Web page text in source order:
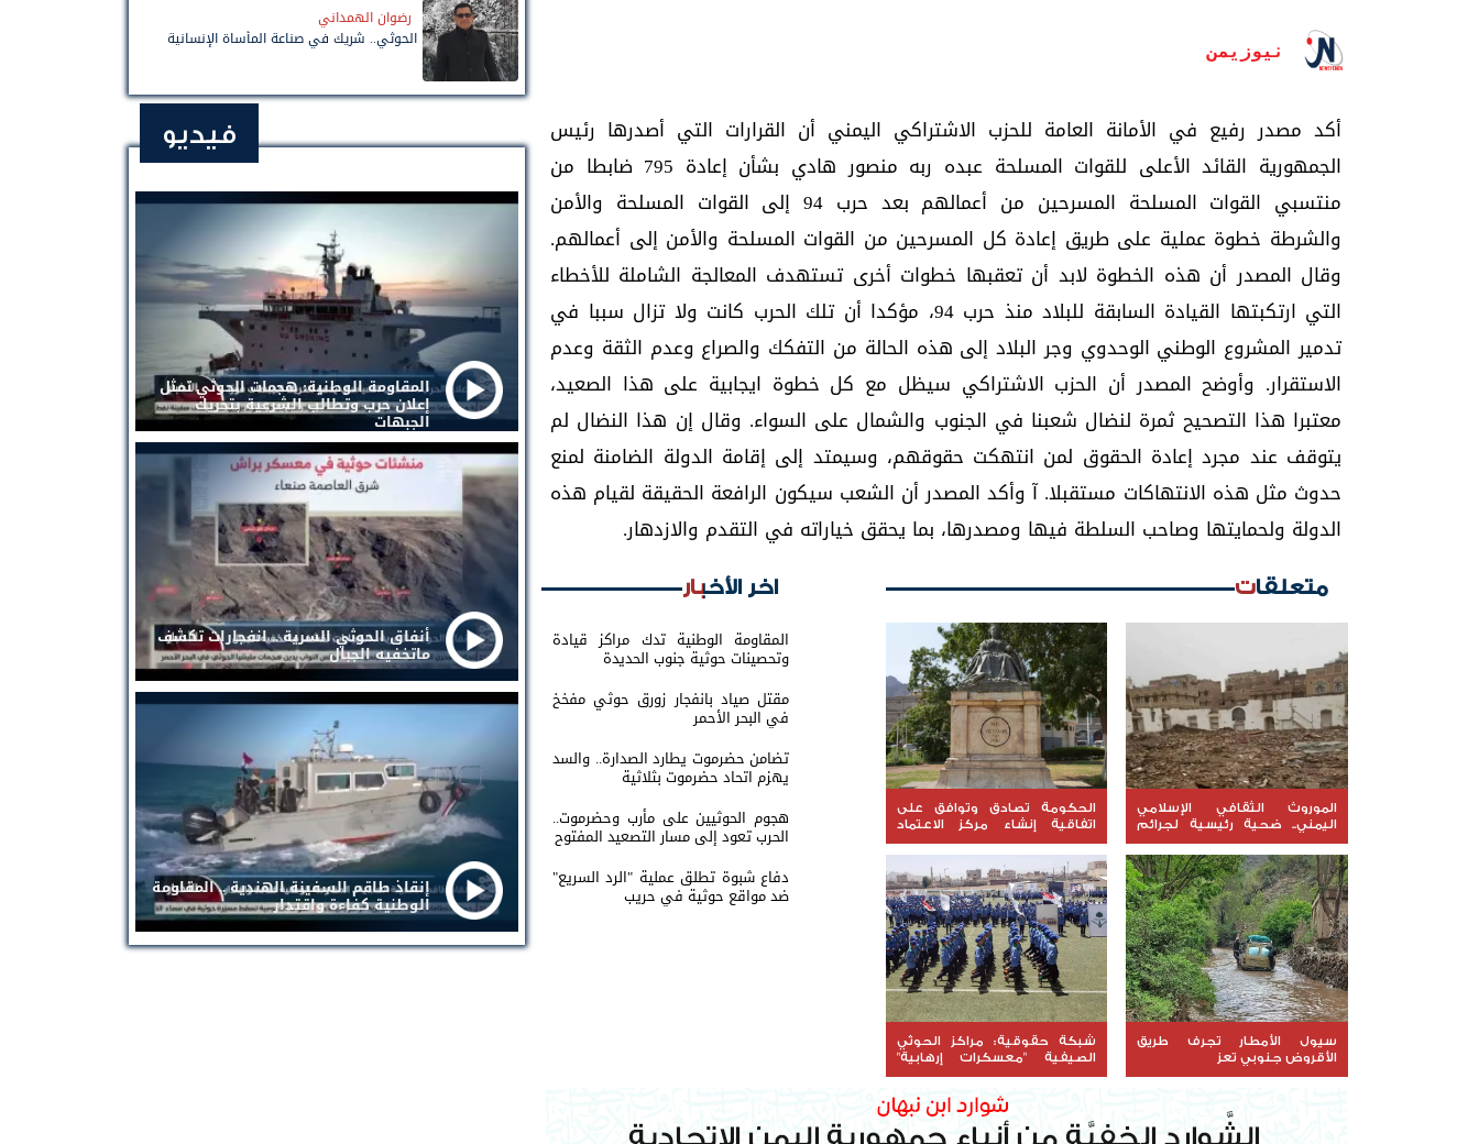
نيوزيمن
أكد مصدر رفيع في الأمانة العامة للحزب الاشتراكي اليمني أن القرارات التي أصدرها رئيس
الجمهورية القائد الأعلى للقوات المسلحة عبده ربه منصور هادي بشأن إعادة 795 ضابطا من
منتسبي القوات المسلحة المسرحين من أعمالهم بعد حرب 94 إلى القوات المسلحة والأمن
والشرطة خطوة عملية على طريق إعادة كل المسرحين من القوات المسلحة والأمن إلى أعمالهم.
وقال المصدر أن هذه الخطوة لابد أن تعقبها خطوات أخرى تستهدف المعالجة الشاملة للأخطاء
التي ارتكبتها القيادة السابقة للبلاد منذ حرب 94، مؤكدا أن تلك الحرب كانت ولا تزال سببا في
تدمير المشروع الوطني الوحدوي وجر البلاد إلى هذه الحالة من التفكك والصراع وعدم الثقة وعدم
الاستقرار. وأوضح المصدر أن الحزب الاشتراكي سيظل مع كل خطوة ايجابية على هذا الصعيد،
معتبرا هذا التصحيح ثمرة لنضال شعبنا في الجنوب والشمال على السواء. وقال إن هذا النضال لم
يتوقف عند مجرد إعادة الحقوق لمن انتهكت حقوقهم، وسيمتد إلى إقامة الدولة الضامنة لمنع
حدوث مثل هذه الانتهاكات مستقبلا. آ وأكد المصدر أن الشعب سيكون الرافعة الحقيقة لقيام هذه
الدولة ولحمايتها وصاحب السلطة فيها ومصدرها، بما يحقق خياراته في التقدم والازدهار.
متعلقات
الموروث الثقافي الإسلامي
اليمني.. ضحية رئيسية لجرائم
الحوثي (تقرير رصد)
الحكومة تصادق وتوافق على
اتفاقية إنشاء مركز الاعتماد
الخليجي ومشروعين للمياه
سيول الأمطار تجرف طريق
الأقروض جنوبي تعز
شبكة حقوقية: مراكز الحوثي
الصيفية "معسكرات إرهابية"
لتجييش الأطفال طائفياً
اخر الأخبار
المقاومة الوطنية تدك مراكز قيادة
وتحصينات حوثية جنوب الحديدة
مقتل صياد بانفجار زورق حوثي مفخخ
في البحر الأحمر
تضامن حضرموت يطارد الصدارة.. والسد
يهزم اتحاد حضرموت بثلاثية
هجوم الحوثيين على مأرب وحضرموت..
الحرب تعود إلى مسار التصعيد المفتوح
دفاع شبوة تطلق عملية "الرد السريع"
ضد مواقع حوثية في حريب
رضوان الهمداني
الحوثي.. شريك في صناعة المأساة الإنسانية
فيديو
المقاومة الوطنية: هجمات الحوثي تمثل
إعلان حرب وتطالب الشرعية بتحريك
الجبهات
أنفاق الحوثي السرية .. انفجارات تكشف
ماتخفيه الجبال
إنقاذ طاقم السفينة الهندية .. المقاومة
الوطنية كفاءة واقتدار